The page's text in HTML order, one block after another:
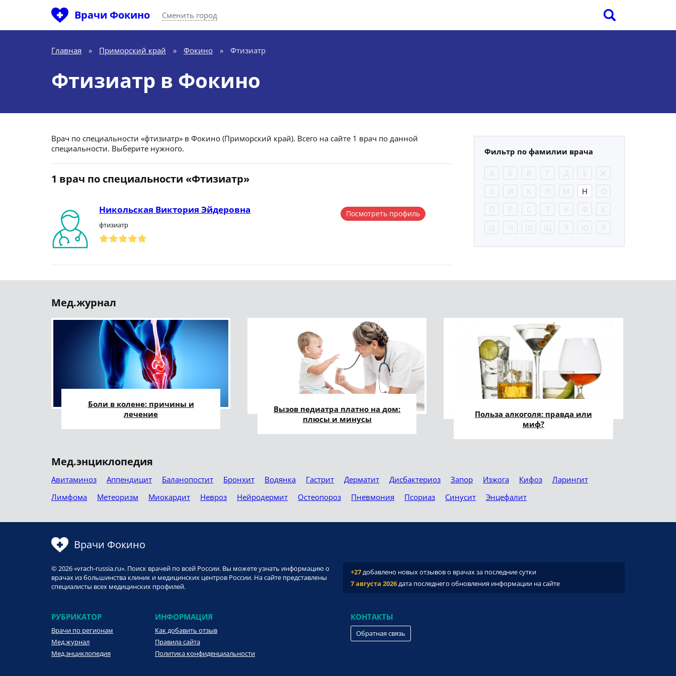
Врачи Фокино Сменить город
Главная » Приморский край » Фокино » Фтизиатр
Фтизиатр в Фокино
Врач по специальности «фтизиатр» в Фокино (Приморский край). Всего на сайте 1 врач по данной
специальности. Выберите нужного.
1 врач по специальности «Фтизиатр»
Никольская Виктория Эйдеровна
фтизиатр
Посмотреть профиль
Фильтр по фамилии врача
А Б В Г Д Е
Ж
З
И К Л М Н
О
П
Р С Т У Ф
Х
Ц
Ч Ш Щ Э Ю Я
Мед.журнал
Боли в колене: причины и
лечение
Вызов педиатра платно на дом:
плюсы и минусы
Польза алкоголя: правда или
миф?
Мед.энциклопедия
Авитаминоз Аппендицит Баланопостит Бронхит Водянка Гастрит Дерматит Дисбактериоз Запор Изжога Кифоз
Ларингит
Лимфома
Метеоризм Миокардит Невроз Нейродермит Остеопороз Пневмония Псориаз Синусит Энцефалит
Врачи Фокино
© 2026 «vrach-russia.ru». Поиск врачей по всей России. Вы можете узнать информацию о
врачах из большинства клиник и медицинских центров России. На сайте представлены
специалисты всех медицинских профилей.
+27добавлено новых отзывов о врачах за последние сутки
7 августа 2026дата последнего обновления информации на сайте
РУБРИКАТОР
Врачи по регионам
Мед.журнал
Мед.энциклопедия
ИНФОРМАЦИЯ
Как добавить отзыв
Правила сайта
Политика конфиденциальности
КОНТАКТЫ
Обратная связь